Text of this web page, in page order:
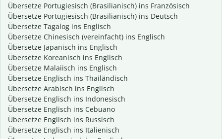
Übersetze Portugiesisch (Brasilianisch) ins Französisch
Übersetze Portugiesisch (Brasilianisch) ins Deutsch
Übersetze Tagalog ins Englisch
Übersetze Chinesisch (vereinfacht) ins Englisch
Übersetze Japanisch ins Englisch
Übersetze Koreanisch ins Englisch
Übersetze Malaiisch ins Englisch
Übersetze Englisch ins Thailändisch
Übersetze Arabisch ins Englisch
Übersetze Englisch ins Indonesisch
Übersetze Englisch ins Cebuano
Übersetze Englisch ins Russisch
Übersetze Englisch ins Italienisch